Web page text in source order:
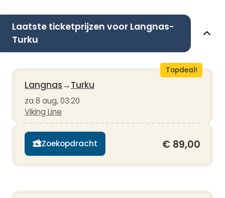
Laatste ticketprijzen voor Langnas-
Turku
Topdeal!
Langnas→Turku
za 8 aug, 03:20
Viking Line
Zoekopdracht € 89,00